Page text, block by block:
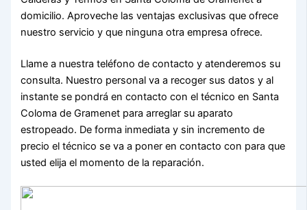
domicilio. Aproveche las ventajas exclusivas que ofrece
nuestro servicio y que ninguna otra empresa ofrece.
Llame a nuestra teléfono de contacto y atenderemos su
consulta. Nuestro personal va a recoger sus datos y al
instante se pondrá en contacto con el técnico en Santa
Coloma de Gramenet para arreglar su aparato
estropeado. De forma inmediata y sin incremento de
precio el técnico se va a poner en contacto con para que
usted elija el momento de la reparación.